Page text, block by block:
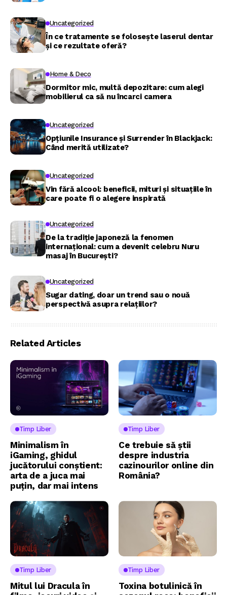
Uncategorized
În ce tratamente se folosește laserul dentar
și ce rezultate oferă?
Home & Deco
Dormitor mic, multă depozitare: cum alegi
mobilierul ca să nu încarci camera
Uncategorized
Opțiunile Insurance și Surrender în Blackjack:
Când merită utilizate?
Uncategorized
Vin fără alcool: beneficii, mituri și situațiile în
care poate fi o alegere inspirată
Uncategorized
De la tradiție japoneză la fenomen
internațional: cum a devenit celebru Nuru
masaj în București?
Uncategorized
Sugar dating, doar un trend sau o nouă
perspectivă asupra relațiilor?
Related Articles
Timp Liber
Minimalism în
iGaming, ghidul
jucătorului conștient:
arta de a juca mai
puțin, dar mai intens
Timp Liber
Ce trebuie să știi
despre industria
cazinourilor online din
România?
Timp Liber
Mitul lui Dracula în
Timp Liber
Toxina botulinică în